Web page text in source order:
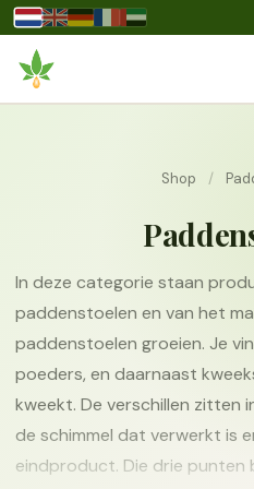
Shop /
In deze categorie staan
paddenstoelen en van het
paddenstoelen groeien. Je
poeders, en daarnaast
kweekt. De verschillen zitten
de schimmel dat verwerkt is
eindproduct. Die drie punten